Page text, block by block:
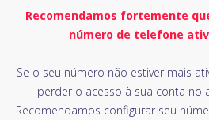
Recomendamos fortemente
número de telefone
Se o seu número não estiver mais
perder o acesso à sua conta no
Recomendamos configurar seu